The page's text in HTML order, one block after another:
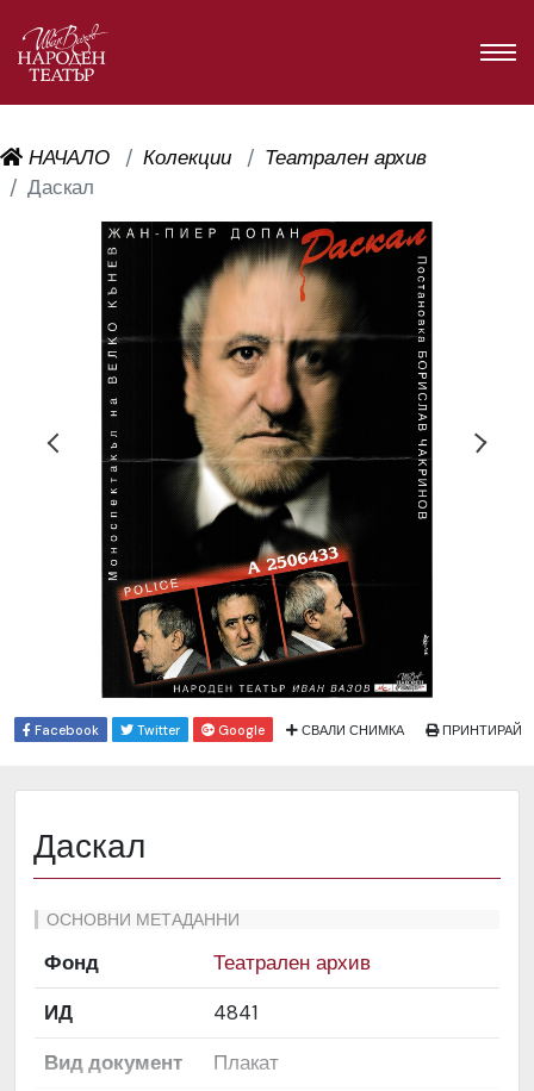
НАЧАЛО Колекции
Театрален архив
Даскал
Facebook Twitter Google СВАЛИ СНИМКА ПРИНТИРАЙ
Даскал
ОСНОВНИ МЕТАДАННИ
Фонд
Театрален архив
ИД
4841
Вид документ
Плакат